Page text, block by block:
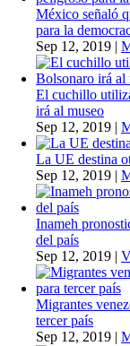
México señaló
para la
Sep 12, 2019 |
El cuchillo
irá al museo
Sep 12, 2019 |
La UE destina
Sep 12, 2019 |
Inameh
del país
Sep 12, 2019 |
Migrantes
tercer país
Sep 12, 2019 |